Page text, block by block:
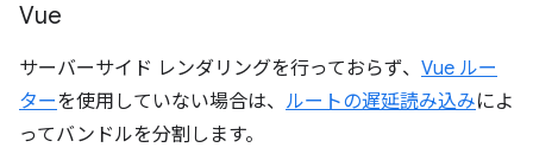
Vue
サーバーサイド レンダリングを行っておらず、 Vue ルー
ターを使用していない場合は、 ルートの遅延読み込みによ
ってバンドルを分割します。